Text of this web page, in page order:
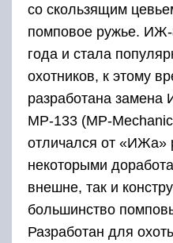
со скользящим
помповое ружье.
года и стала
охотников, к этому
разработана
МР-133 (MP-
отличался от «ИЖа»
некоторыми
внешне, так и
большинство
Разработан для